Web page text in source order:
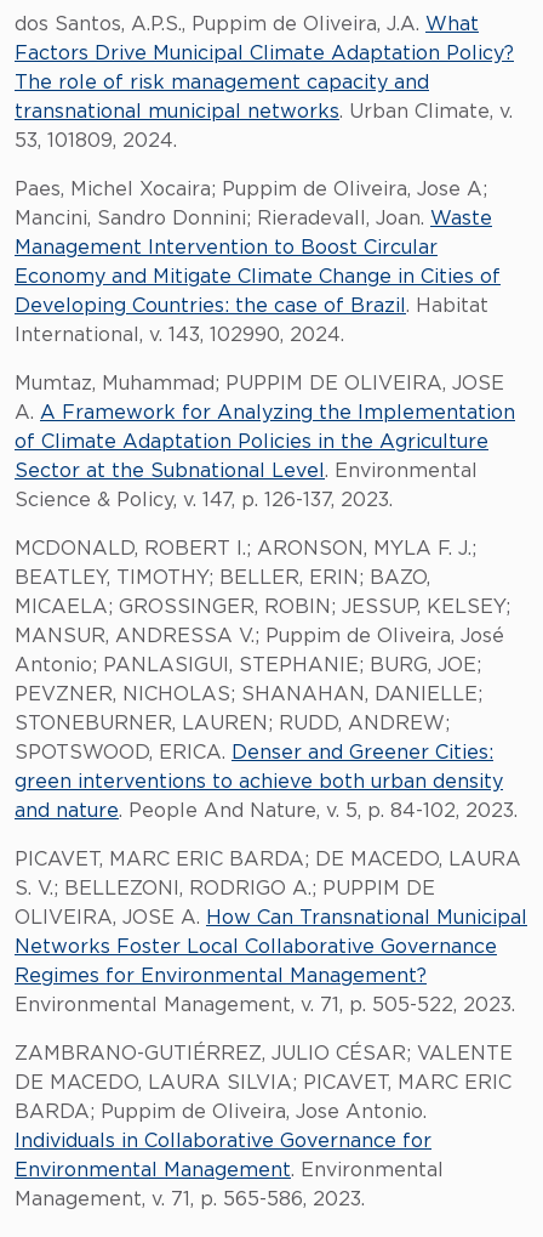
dos Santos, A.P.S., Puppim de Oliveira, J.A. What
Factors Drive Municipal Climate Adaptation Policy?
The role of risk management capacity and
transnational municipal networks. Urban Climate, v.
53, 101809, 2024.
Paes, Michel Xocaira; Puppim de Oliveira, Jose A;
Mancini, Sandro Donnini; Rieradevall, Joan. Waste
Management Intervention to Boost Circular
Economy and Mitigate Climate Change in Cities of
Developing Countries: the case of Brazil . Habitat
International, v. 143, 102990, 2024.
Mumtaz, Muhammad; PUPPIM DE OLIVEIRA, JOSE
A. A Framework for Analyzing the Implementation
of Climate Adaptation Policies in the Agriculture
Sector at the Subnational Level . Environmental
Science & Policy, v. 147, p. 126-137, 2023.
MCDONALD, ROBERT I.; ARONSON, MYLA F. J.;
BEATLEY, TIMOTHY; BELLER, ERIN; BAZO,
MICAELA; GROSSINGER, ROBIN; JESSUP, KELSEY;
MANSUR, ANDRESSA V.; Puppim de Oliveira, José
Antonio; PANLASIGUI, STEPHANIE; BURG, JOE;
PEVZNER, NICHOLAS; SHANAHAN, DANIELLE;
STONEBURNER, LAUREN; RUDD, ANDREW;
SPOTSWOOD, ERICA. Denser and Greener Cities:
green interventions to achieve both urban density
and nature. People And Nature, v. 5, p. 84-102, 2023.
PICAVET, MARC ERIC BARDA; DE MACEDO, LAURA
S. V.; BELLEZONI, RODRIGO A.; PUPPIM DE
OLIVEIRA, JOSE A. How Can Transnational Municipal
Networks Foster Local Collaborative Governance
Regimes for Environmental Management?
Environmental Management, v. 71, p. 505-522, 2023.
ZAMBRANO-GUTIÉRREZ, JULIO CÉSAR; VALENTE
DE MACEDO, LAURA SILVIA; PICAVET, MARC ERIC
BARDA; Puppim de Oliveira, Jose Antonio.
Individuals in Collaborative Governance for
Environmental Management. Environmental
Management, v. 71, p. 565-586, 2023.